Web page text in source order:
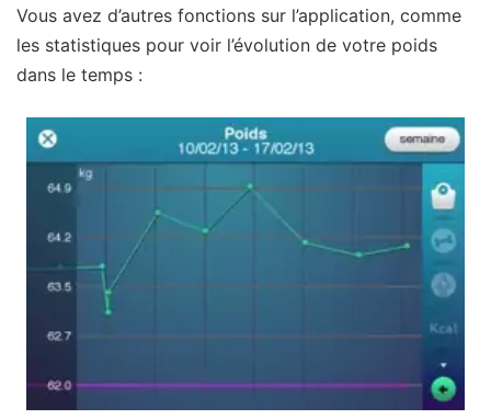
Vous avez d’autres fonctions sur l’application, comme
les statistiques pour voir l’évolution de votre poids
dans le temps :